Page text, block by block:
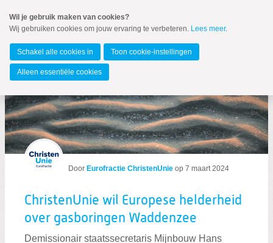
naar
Spring
de
inhoud
Spring
naar
hoofdmenu
MENU
Zoeken:
Door Eurofractie ChristenUnie op 7 maart 2024
ChristenUnie wil Europese helderheid
over gasboringen Waddenzee
Demissionair staatssecretaris Mijnbouw Hans
Wil je gebruik maken van cookies?
Wij gebruiken cookies om jouw ervaring te verbeteren. Lees meer.
Schakel alle cookies in Toon cookie-instellingen
Alleen essentiële cookies